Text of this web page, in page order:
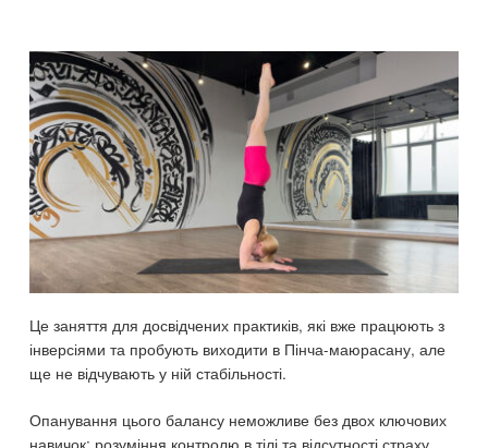
Це заняття для досвідчених практиків, які вже працюють з
інверсіями та пробують виходити в Пінча-маюрасану, але
ще не відчувають у ній стабільності.
Опанування цього балансу неможливе без двох ключових
навичок: розуміння контролю в тілі та відсутності страху